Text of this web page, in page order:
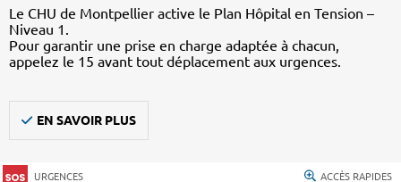
Le CHU de Montpellier active le Plan Hôpital en Tension –
Niveau 1.
Pour garantir une prise en charge adaptée à chacun,
appelez le 15 avant tout déplacement aux urgences.
EN SAVOIR PLUS
URGENCES ACCÈS RAPIDES